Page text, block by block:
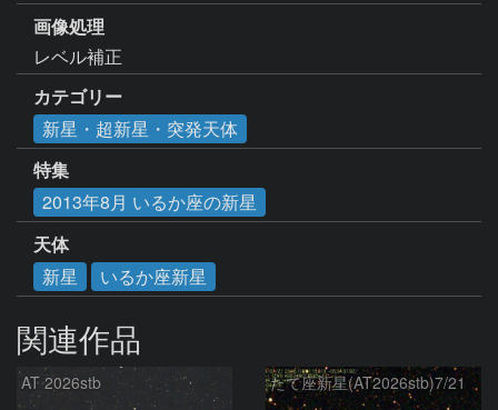
画像処理
レベル補正
カテゴリー
新星・超新星・突発天体
特集
2013年8月 いるか座の新星
天体
新星
いるか座新星
関連作品
AT 2026stb たて座新星(AT2026stb)7/21